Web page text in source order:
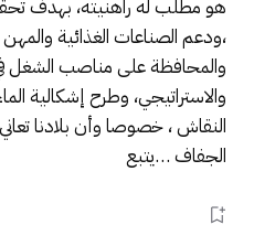
هو مطلب له راهنيته، بهدف
،ودعم الصناعات الغذائية والمهن
والمحافظة على مناصب الشغل
والاستراتيجي، وطرح إشكالية
النقاش ، خصوصا وأن بلادنا
الجفاف …يتبع